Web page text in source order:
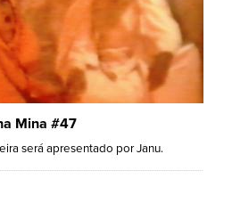
Mina #47
será apresentado por Janu.